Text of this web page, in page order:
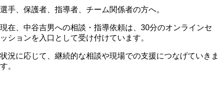
選手、保護者、指導者、チーム関係者の方へ。
現在、中谷吉男への相談・指導依頼は、30分のオンラインセ
ッションを入口として受け付けています。
状況に応じて、継続的な相談や現場での支援につなげていきま
す。